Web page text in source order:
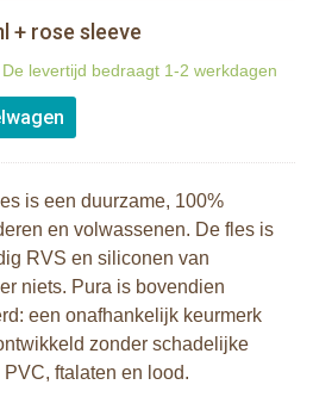
+ rose sleeve
levertijd bedraagt 1-2 werkdagen
is een duurzame, 100%
en volwassenen. De fles is
RVS en siliconen van
niets. Pura is bovendien
een onafhankelijk keurmerk
zonder schadelijke
ftalaten en lood.